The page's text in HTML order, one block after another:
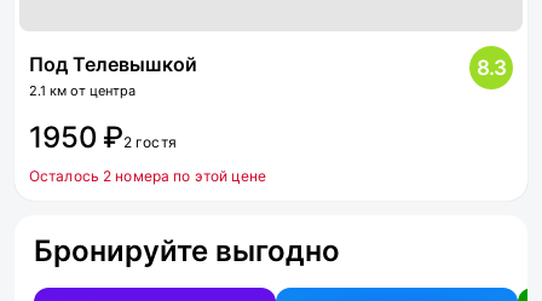
Под Телевышкой
2.1 км от центра
8.3
1950 ₽2 гостя
Осталось 2 номера по этой цене
Бронируйте выгодно